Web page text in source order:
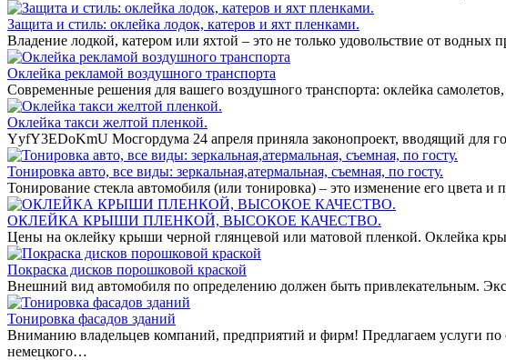
Защита и стиль: оклейка лодок, катеров и яхт пленками.
Владение лодкой, катером или яхтой – это не только удовольствие от водных
Оклейка рекламой воздушного транспорта
Современные решения для вашего воздушного транспорта: оклейка
Оклейка такси желтой пленкой.
YyfY3EDoKmU Мосгордума 24 апреля приняла законопроект, вводящий для
Тонировка авто, все виды: зеркальная,атермальная, съемная, по госту.
Тонирование стекла автомобиля (или тонировка) – это изменение его цвета
ОКЛЕЙКА КРЫШИ ПЛЕНКОЙ, ВЫСОКОЕ КАЧЕСТВО.
Цены на оклейку крыши черной глянцевой или матовой пленкой. Оклейка
Покраска дисков порошковой краской
Внешний вид автомобиля по определению должен быть привлекательным.
Тонировка фасадов зданий
Вниманию владельцев компаний, предприятий и фирм! Предлагаем услуги
немецкого…